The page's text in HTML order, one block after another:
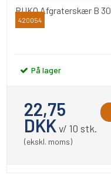
RUKO Afgraterskær B 30
RUKO
420054
På lager
22,75
DKKv/ 10 stk.
(ekskl. moms)